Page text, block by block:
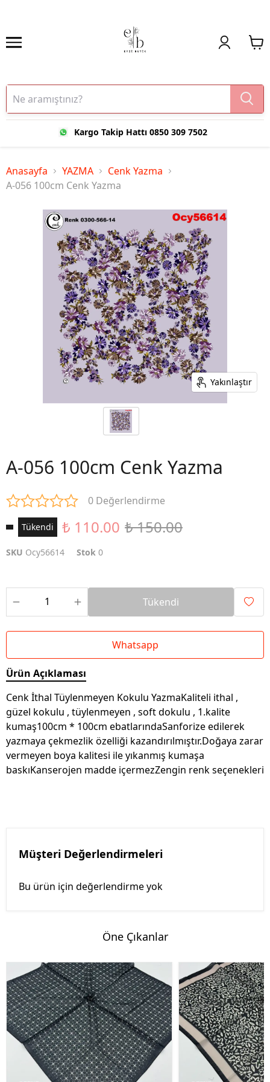
Kargo Takip Hattı 0850 309 7502
Anasayfa YAZMA
Cenk Yazma
A-056 100cm Cenk Yazma
Yakınlaştır
A-056 100cm Cenk Yazma
0 Değerlendirme
Tükendi ₺ 110.00 ₺ 150.00
SKU Ocy56614 Stok 0
Tükendi
Whatsapp
Ürün Açıklaması
Cenk İthal Tüylenmeyen Kokulu YazmaKaliteli ithal ,
güzel kokulu , tüylenmeyen , soft dokulu , 1.kalite
kumaş100cm * 100cm ebatlarındaSanforize edilerek
yazmaya çekmezlik özelliği kazandırılmıştır.Doğaya zarar
vermeyen boya kalitesi ile yıkanmış kumaşa
baskıKanserojen madde içermezZengin renk seçenekleri
Müşteri Değerlendirmeleri
Bu ürün için değerlendirme yok
Öne Çıkanlar